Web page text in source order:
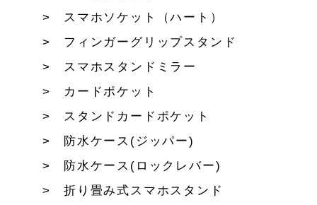
スマホソケット（ハート）
フィンガーグリップスタンド
スマホスタンドミラー
カードポケット
スタンドカードポケット
防水ケース(ジッパー)
防水ケース(ロックレバー)
折り畳み式スマホスタンド